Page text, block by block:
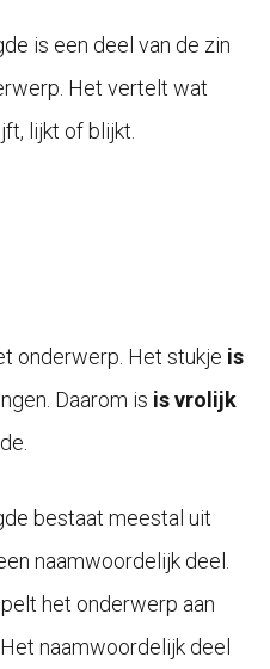
is een deel van de zin
Het vertelt wat
lijkt of blijkt.
onderwerp. Het stukje is
Daarom is is vrolijk
bestaat meestal uit
naamwoordelijk deel.
het onderwerp aan
naamwoordelijk deel